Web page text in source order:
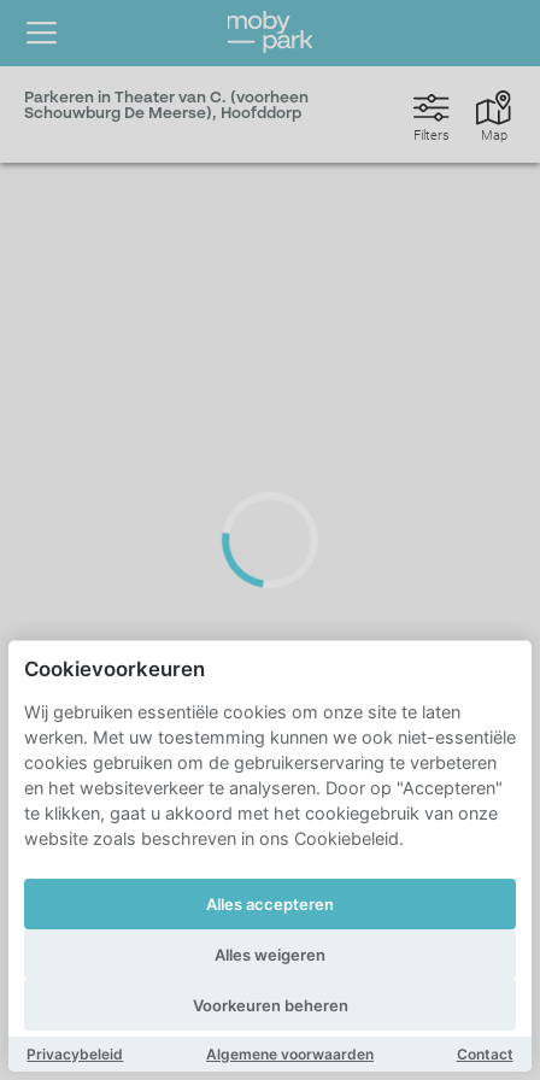
Parkeren in Theater van C. (voorheen
Schouwburg De Meerse), Hoofddorp
Map
Filters
Cookievoorkeuren
Wij gebruiken essentiële cookies om onze site te laten
werken. Met uw toestemming kunnen we ook niet-essentiële
cookies gebruiken om de gebruikerservaring te verbeteren
en het websiteverkeer te analyseren. Door op "Accepteren"
te klikken, gaat u akkoord met het cookiegebruik van onze
website zoals beschreven in ons Cookiebeleid.
Alles accepteren
Alles weigeren
Voorkeuren beheren
Privacybeleid Algemene voorwaarden Contact